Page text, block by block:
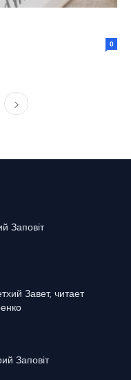
0
Заповіт
Завет, читает
Заповіт